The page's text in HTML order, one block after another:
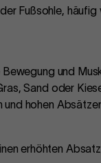
Fußsohle,
Bewegung und
Sand oder
und hohen
erhöhten